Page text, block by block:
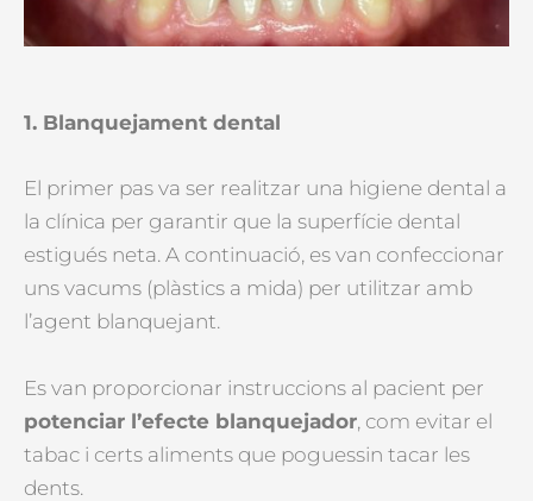
1. Blanquejament dental
El primer pas va ser realitzar una higiene dental a
la clínica per garantir que la superfície dental
estigués neta. A continuació, es van confeccionar
uns vacums (plàstics a mida) per utilitzar amb
l’agent blanquejant.
Es van proporcionar instruccions al pacient per
potenciar l’efecte blanquejador, com evitar el
tabac i certs aliments que poguessin tacar les
dents.